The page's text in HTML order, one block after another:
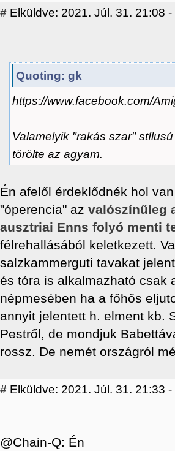
# Elküldve: 2021. Júl. 31. 21:08
Quoting: gk
https://www.facebook.com/
Valamelyik "rakás szar"
törölte az agyam.
Én afelől érdeklődnék hol
"óperencia" az valószínűleg
ausztriai Enns folyó menti
félrehallásából keletkezett.
salzkammerguti tavakat
és tóra is alkalmazható csak
népmesében ha a főhős
annyit jelentett h. elment kb.
Pestről, de mondjuk
rossz. De nemét országról
# Elküldve: 2021. Júl. 31. 21:33
@Chain-Q: Én